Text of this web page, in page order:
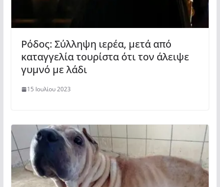
Ρόδος: Σύλληψη ιερέα, μετά από
καταγγελία τουρίστα ότι τον άλειψε
γυμνό με λάδι
15 Ιουλίου 2023